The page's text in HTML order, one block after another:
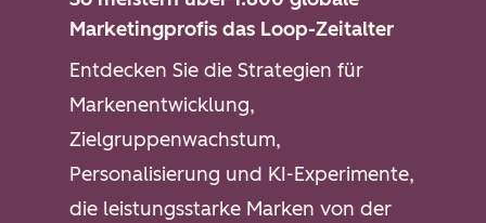
Marketingprofis das Loop-Zeitalter
Entdecken Sie die Strategien für
Markenentwicklung,
Zielgruppenwachstum,
Personalisierung und KI-Experimente,
die leistungsstarke Marken von der